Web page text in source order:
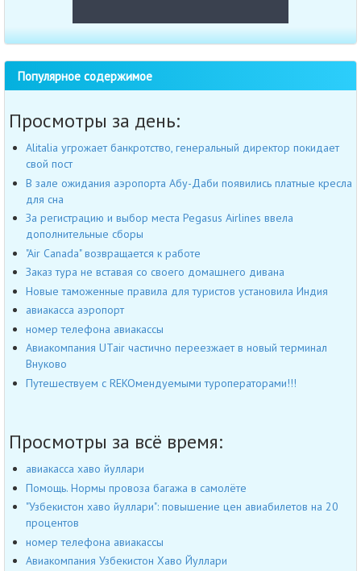
Популярное содержимое
Просмотры за день:
Alitalia угрожает банкротство, генеральный директор покидает
свой пост
В зале ожидания аэропорта Абу-Даби появились платные кресла
для сна
За регистрацию и выбор места Pegasus Airlines ввела
дополнительные сборы
"Air Canada" возвращается к работе
Заказ тура не вставая со своего домашнего дивана
Новые таможенные правила для туристов установила Индия
авиакасса аэропорт
номер телефона авиакассы
Авиакомпания UTair частично переезжает в новый терминал
Внуково
Путешествуем с REKOмендуемыми туроператорами!!!
Просмотры за всё время:
авиакасса хаво йуллари
Помощь. Нормы провоза багажа в самолёте
"Узбекистон хаво йуллари": повышение цен авиабилетов на 20
процентов
номер телефона авиакассы
Авиакомпания Узбекистон Хаво Йуллари